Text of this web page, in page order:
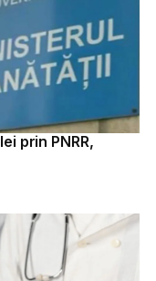
prin PNRR,